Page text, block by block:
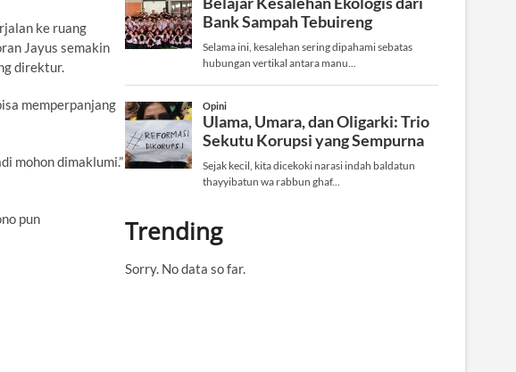
ke ruang
Jayus semakin
direktur.
memperpanjang
mohon dimaklumi.”
pun
Trending
Sorry. No data so far.